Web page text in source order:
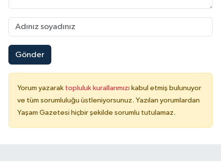
Gönder
Yorum yazarak topluluk kurallarımızı kabul etmiş bulunuyor
ve tüm sorumluluğu üstleniyorsunuz. Yazılan yorumlardan
Yaşam Gazetesi hiçbir şekilde sorumlu tutulamaz.